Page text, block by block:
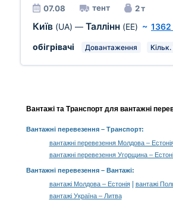
07.08 тент 2 т
Київ (UA) — Таллінн (EE) ~ 1362
обігрівачі
Довантаження
Вантажі та Транспорт для вантажні
Вантажні перевезення– Транспорт:
вантажні перевезення Молдова –
вантажні перевезення Угорщина –
Вантажні перевезення – Вантажі:
вантажі Молдова – Естонія| вантажі
вантажі Україна – Литва